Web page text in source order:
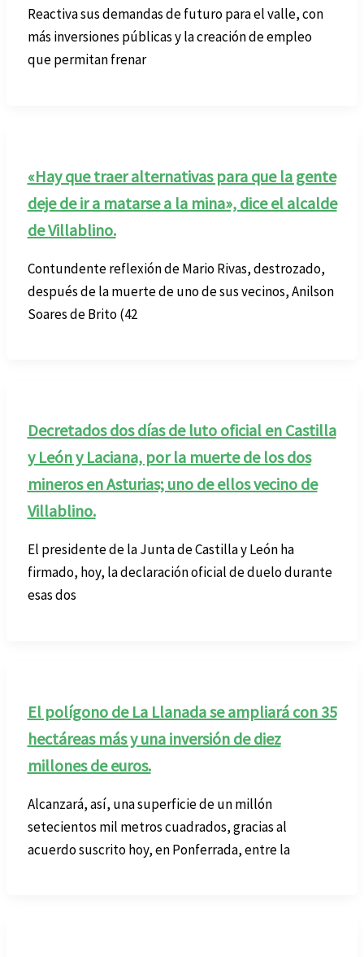
Reactiva sus demandas de futuro para el valle, con
más inversiones públicas y la creación de empleo
que permitan frenar
«Hay que traer alternativas para que la gente
deje de ir a matarse a la mina», dice el alcalde
de Villablino.
Contundente reflexión de Mario Rivas, destrozado,
después de la muerte de uno de sus vecinos, Anilson
Soares de Brito (42
Decretados dos días de luto oficial en Castilla
y León y Laciana, por la muerte de los dos
mineros en Asturias; uno de ellos vecino de
Villablino.
El presidente de la Junta de Castilla y León ha
firmado, hoy, la declaración oficial de duelo durante
esas dos
El polígono de La Llanada se ampliará con 35
hectáreas más y una inversión de diez
millones de euros.
Alcanzará, así, una superficie de un millón
setecientos mil metros cuadrados, gracias al
acuerdo suscrito hoy, en Ponferrada, entre la